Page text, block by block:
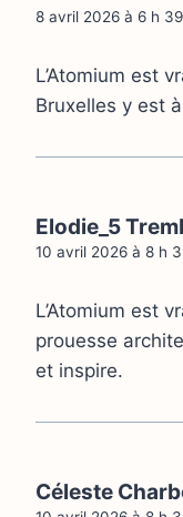
8 avril 2026 à 6 h
L’Atomium est
Bruxelles y est
Elodie_5
10 avril 2026 à 8 h
L’Atomium est
prouesse
et inspire.
Céleste